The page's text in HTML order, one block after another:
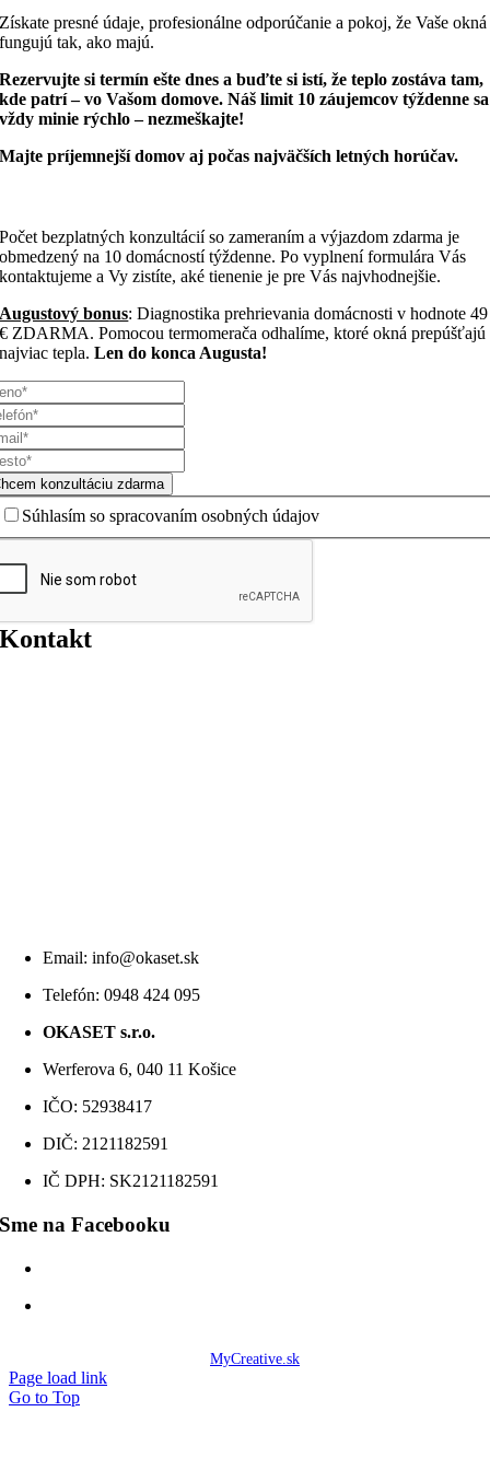
Získate presné údaje, profesionálne odporúčanie a pokoj, že Vaše okná
fungujú tak, ako majú.
Rezervujte si termín ešte dnes a buďte si istí, že teplo zostáva tam,
kde patrí – vo Vašom domove. Náš limit 10 záujemcov týždenne sa
vždy minie rýchlo – nezmeškajte!
Majte príjemnejší domov aj počas najväčších letných horúčav.
Počet bezplatných konzultácií so zameraním a výjazdom zdarma je
obmedzený na 10 domácností týždenne. Po vyplnení formulára Vás
kontaktujeme a Vy zistíte, aké tienenie je pre Vás najvhodnejšie.
Augustový bonus: Diagnostika prehrievania domácnosti v hodnote 49
€ ZDARMA. Pomocou termomerača odhalíme, ktoré okná prepúšťajú
najviac tepla.Len do konca Augusta!
konzultáciu zdarma
Súhlasím so spracovaním osobných údajov
Kontakt
Email: info@okaset.sk
Telefón: 0948 424 095
OKASET s.r.o.
Werferova 6, 040 11 Košice
IČO: 52938417
DIČ: 2121182591
IČ DPH: SK2121182591
Sme na Facebooku
MyCreative.sk
Page load link
Go to Top